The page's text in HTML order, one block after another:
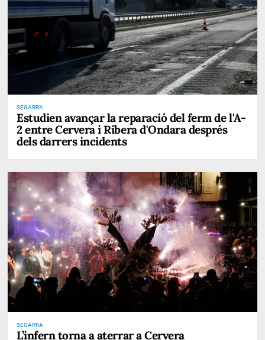
SEGARRA
Estudien avançar la reparació del ferm de l'A-
2 entre Cervera i Ribera d'Ondara després
dels darrers incidents
SEGARRA
L’infern torna a aterrar a Cervera